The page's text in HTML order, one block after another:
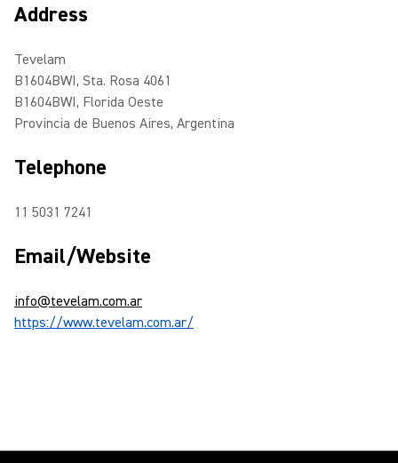
Address
Tevelam
B1604BWI, Sta. Rosa 4061
B1604BWI, Florida Oeste
Provincia de Buenos Aires, Argentina
Telephone
11 5031 7241
Email/Website
info@tevelam.com.ar
https://www.tevelam.com.ar/